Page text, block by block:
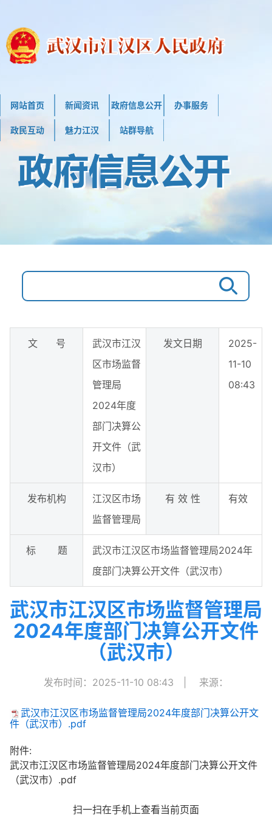
网站首页 新闻资讯 政府信息公开 办事服务
政民互动 魅力江汉 站群导航
文 号
武汉市江汉
区市场监督
管理局
2024年度
部门决算公
开文件（武
汉市）
发文日期
2025-
11-10
08:43
发布机构
江汉区市场
监督管理局
有 效 性 有效
标 题
武汉市江汉区市场监督管理局2024年
度部门决算公开文件（武汉市）
武汉市江汉区市场监督管理局
2024年度部门决算公开文件
（武汉市）
发布时间：2025-11-10 08:43 来源：
武汉市江汉区市场监督管理局2024年度部门决算公开文
件（武汉市）.pdf
附件:
武汉市江汉区市场监督管理局2024年度部门决算公开文件
（武汉市）.pdf
扫一扫在手机上查看当前页面